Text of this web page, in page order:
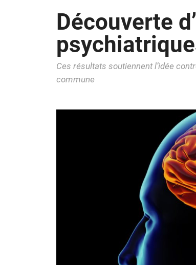
Découverte
Ces résultats soutiennent l’idée
commune